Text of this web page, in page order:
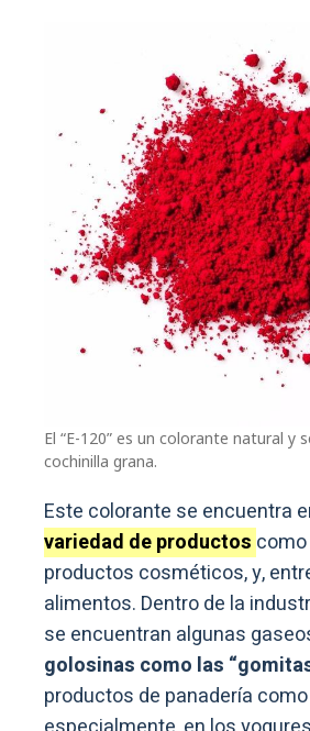
El “E-120” es un colorante natural y
cochinilla grana.
Este colorante se encuentra
variedad de productos
productos cosméticos, y,
alimentos. Dentro de la
se encuentran algunas
golosinas como las
productos de panadería